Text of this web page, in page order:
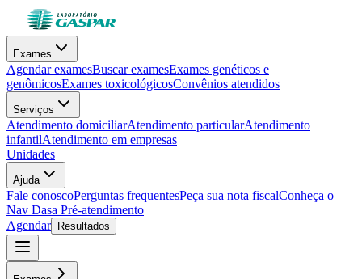
Exames
Agendar examesBuscar examesExames genéticos e
genômicosExames toxicológicosConvênios atendidos
Serviços
Atendimento domiciliarAtendimento particularAtendimento
infantilAtendimento em empresas
Unidades
Ajuda
Fale conoscoPerguntas frequentesPeça sua nota fiscalConheça o
Nav Dasa Pré-atendimento
Agendar
Resultados